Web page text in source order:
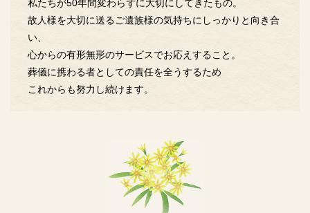
私たちが50年間変わらずに大切にしてきたもの。
故人様を大切に送るご遺族様の気持ちにしっかりと向き合
い、
心からの有形無形のサービスでお応えすること。
葬儀に携わる者としての責任を全うするため
これからも努力し続けます。